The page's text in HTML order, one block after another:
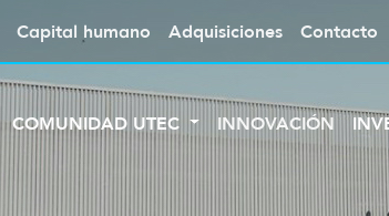
Capital humano Adquisiciones Contacto
COMUNIDAD UTEC INNOVACIÓN